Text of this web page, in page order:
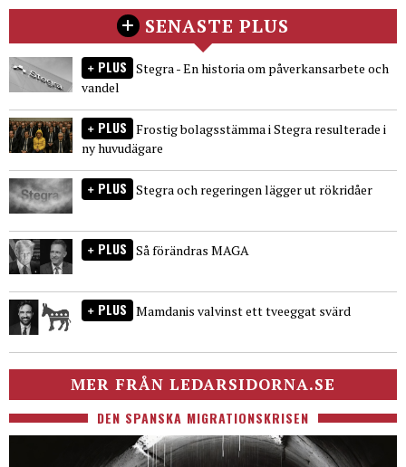
SENASTE PLUS
PLUS Stegra - En historia om påverkansarbete och
vandel
PLUS Frostig bolagsstämma i Stegra resulterade i
ny huvudägare
PLUS Stegra och regeringen lägger ut rökridåer
PLUS Så förändras MAGA
PLUS Mamdanis valvinst ett tveeggat svärd
MER FRÅN LEDARSIDORNA.SE
DEN SPANSKA MIGRATIONSKRISEN